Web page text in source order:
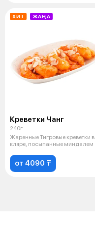
ХИТ ЖАҢА
Креветки Чанг
240г
Жаренные Тигровые креветки в
кляре, посыпанные миндалем
от 4090 ₸